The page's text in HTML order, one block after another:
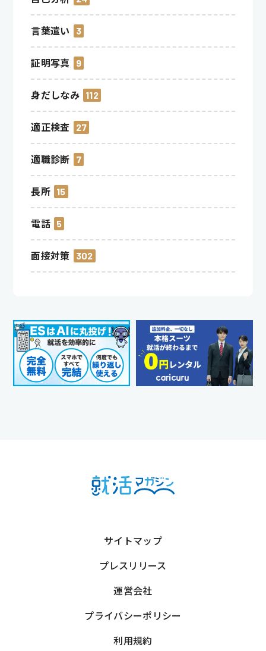
言葉遣い 3
証明写真 9
身だしなみ 112
適正検査 27
適職診断 7
長所 15
電話 5
面接対策 302
サイトマップ
プレスリリース
運営会社
プライバシーポリシー
利用規約